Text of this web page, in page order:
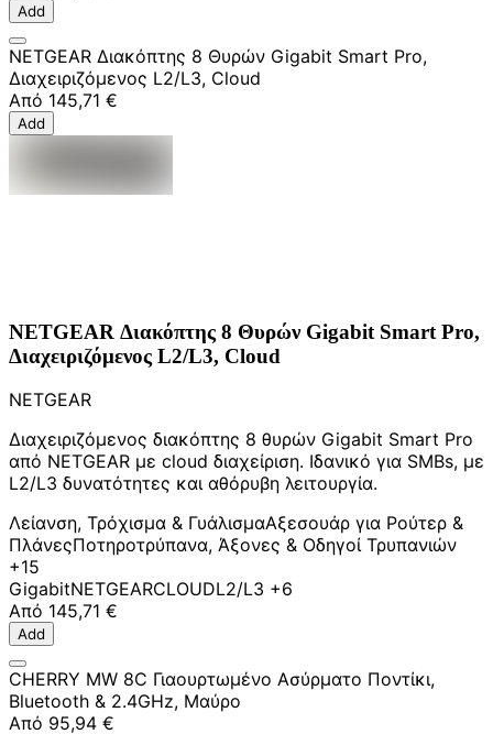
Add
NETGEAR Διακόπτης 8 Θυρών Gigabit Smart Pro,
Διαχειριζόμενος L2/L3, Cloud
Από 145,71 €
Add
NETGEAR Διακόπτης 8 Θυρών Gigabit Smart Pro,
Διαχειριζόμενος L2/L3, Cloud
NETGEAR
Διαχειριζόμενος διακόπτης 8 θυρών Gigabit Smart Pro
από NETGEAR με cloud διαχείριση. Ιδανικό για SMBs, με
L2/L3 δυνατότητες και αθόρυβη λειτουργία.
Λείανση, Τρόχισμα & ΓυάλισμαΑξεσουάρ για Ρούτερ &
ΠλάνεςΠοτηροτρύπανα, Άξονες & Οδηγοί Τρυπανιών
+15
GigabitNETGEARCLOUDL2/L3 +6
Από 145,71 €
Add
CHERRY MW 8C Γιαουρτωμένο Ασύρματο Ποντίκι,
Bluetooth & 2.4GHz, Μαύρο
Από 95,94 €